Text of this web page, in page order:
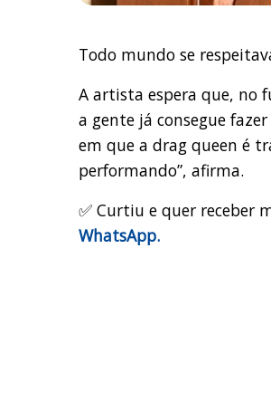
Todo mundo se
A artista espera que, no
a gente já consegue
em que a drag queen é
performando”, afirma.
✅ Curtiu e quer receber
WhatsApp.